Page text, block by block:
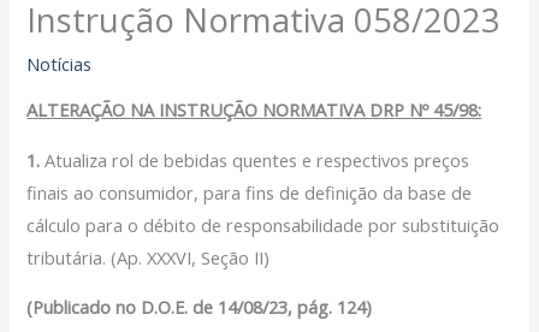
Instrução Normativa 058/2023
Notícias
ALTERAÇÃO NA INSTRUÇÃO NORMATIVA DRP Nº 45/98:
1. Atualiza rol de bebidas quentes e respectivos preços
finais ao consumidor, para fins de definição da base de
cálculo para o débito de responsabilidade por substituição
tributária. (Ap. XXXVI, Seção II)
(Publicado no D.O.E. de 14/08/23, pág. 124)